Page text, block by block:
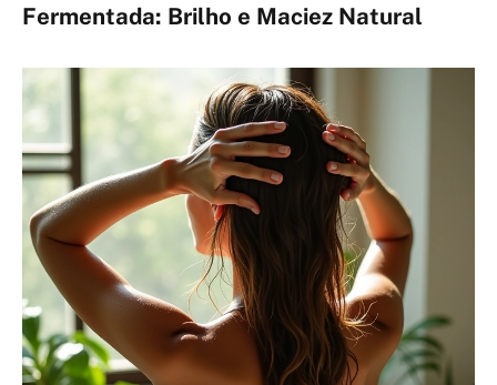
Fermentada: Brilho e Maciez Natural